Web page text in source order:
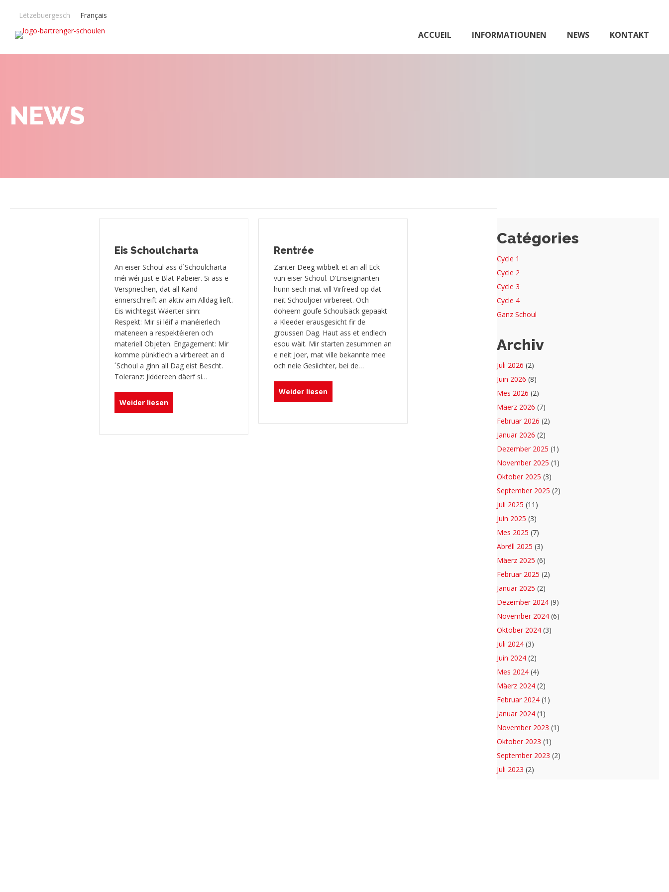
Lëtzebuergesch Français
ACCUEIL INFORMATIOUNEN NEWS KONTAKT
NEWS
Eis Schoulcharta
An eiser Schoul ass d´Schoulcharta
méi wéi just e Blat Pabeier. Si ass e
Verspriechen, dat all Kand
ënnerschreift an aktiv am Alldag lieft.
Eis wichtegst Wäerter sinn:
Respekt: Mir si léif a manéierlech
mateneen a respektéieren och
materiell Objeten. Engagement: Mir
komme pünktlech a virbereet an d
´Schoul a ginn all Dag eist Bescht.
Toleranz: Jiddereen däerf si…
Weider liesenabout Eis Schoulcharta
Rentrée
Zanter Deeg wibbelt et an all Eck
vun eiser Schoul. D’Enseignanten
hunn sech mat vill Virfreed op dat
neit Schouljoer virbereet. Och
doheem goufe Schoulsäck gepaakt
a Kleeder erausgesicht fir de
groussen Dag. Haut ass et endlech
esou wäit. Mir starten zesummen an
e neit Joer, mat ville bekannte mee
och neie Gesiichter, bei de…
Weider liesenabout Rentrée
Catégories
Cycle 1
Cycle 2
Cycle 3
Cycle 4
Ganz Schoul
Archiv
Juli 2026 (2)
Juin 2026 (8)
Mes 2026 (2)
Mäerz 2026 (7)
Februar 2026 (2)
Januar 2026 (2)
Dezember 2025 (1)
November 2025 (1)
Oktober 2025 (3)
September 2025 (2)
Juli 2025 (11)
Juin 2025 (3)
Mes 2025 (7)
Abrëll 2025 (3)
Mäerz 2025 (6)
Februar 2025 (2)
Januar 2025 (2)
Dezember 2024 (9)
November 2024 (6)
Oktober 2024 (3)
Juli 2024 (3)
Juin 2024 (2)
Mes 2024 (4)
Mäerz 2024 (2)
Februar 2024 (1)
Januar 2024 (1)
November 2023 (1)
Oktober 2023 (1)
September 2023 (2)
Juli 2023 (2)